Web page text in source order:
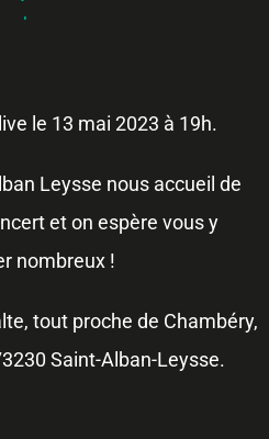
le 13 mai 2023 à 19h.
Leysse nous accueil de
et on espère vous y
nombreux !
tout proche de Chambéry,
Saint-Alban-Leysse.